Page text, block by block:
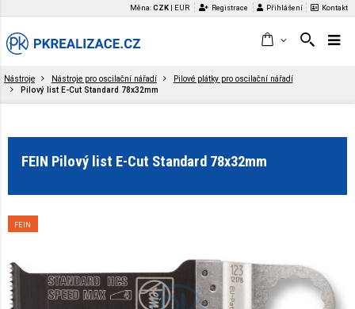
Měna:CZK EUR Registrace Přihlášení Kontakt
Nástroje Nástroje pro oscilační nářadí
Pilové plátky pro oscilační nářadí
Pilový list E-Cut Standard 78x32mm
FEIN Pilový list E-Cut Standard 78x32mm
FEIN